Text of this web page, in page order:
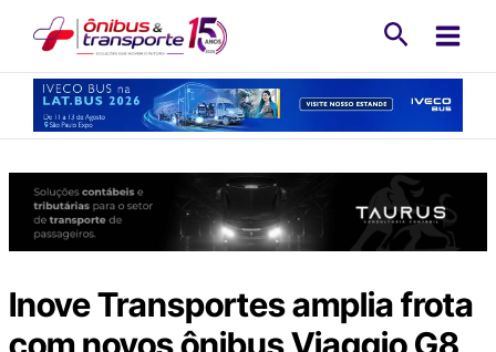
conteúdo
Inove Transportes amplia frota
com novos ônibus Viaggio G8